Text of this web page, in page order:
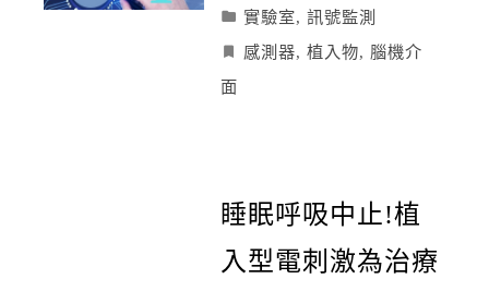
實驗室, 訊號監測
感測器, 植入物, 腦機介
面
睡眠呼吸中止!植
入型電刺激為治療